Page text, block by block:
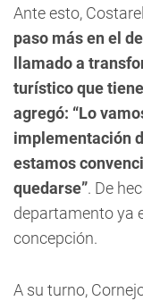
Ante esto,
paso más en el
llamado a
turístico que
agregó: “Lo
implementación
estamos
quedarse”. De
departamento ya
concepción.
A su turno,